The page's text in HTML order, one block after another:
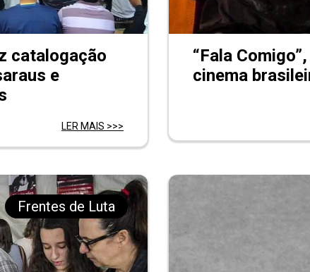
catalogação
e
LER MAIS >>>
“Fala
cinema
Frentes de Luta